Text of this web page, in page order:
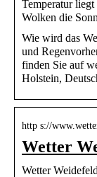
Temperatur liegt
Wolken die
Wie wird das
und
finden Sie auf
Holstein,
http s://
Wetter
Wetter